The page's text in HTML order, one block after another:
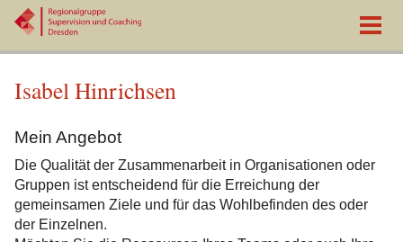
Isabel Hinrichsen
Mein Angebot
Die Qualität der Zusammenarbeit in Organisationen oder
Gruppen ist entscheidend für die Erreichung der
gemeinsamen Ziele und für das Wohlbefinden des oder
der Einzelnen.